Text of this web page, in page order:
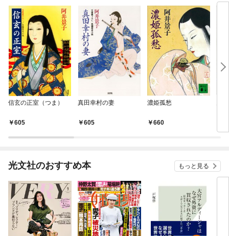
信玄の正室（つま）
605
真田幸村の妻
605
濃姫孤愁
660
光文社のおすすめ本 もっと見る